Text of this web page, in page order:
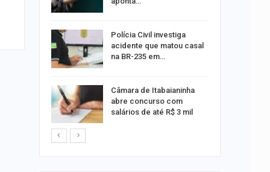
Polícia Civil investiga
acidente que matou casal
na BR-235 em…
Câmara de Itabaianinha
abre concurso com
salários de até R$ 3 mil